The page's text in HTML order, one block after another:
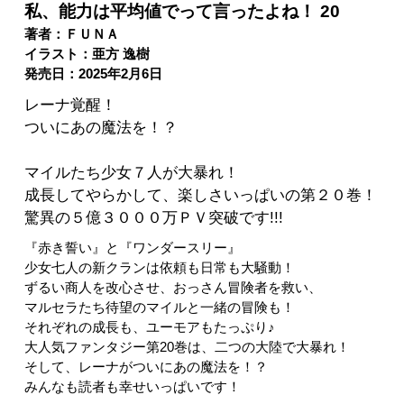
私、能力は平均値でって言ったよね！ 20
著者：ＦＵＮＡ
イラスト：亜方 逸樹
発売日：2025年2月6日
レーナ覚醒！
ついにあの魔法を！？
マイルたち少女７人が大暴れ！
成長してやらかして、楽しさいっぱいの第２０巻！
驚異の５億３０００万ＰＶ突破です!!!
『赤き誓い』と『ワンダースリー』
少女七人の新クランは依頼も日常も大騒動！
ずるい商人を改心させ、おっさん冒険者を救い、
マルセラたち待望のマイルと一緒の冒険も！
それぞれの成長も、ユーモアもたっぷり♪
大人気ファンタジー第20巻は、二つの大陸で大暴れ！
そして、レーナがついにあの魔法を！？
みんなも読者も幸せいっぱいです！